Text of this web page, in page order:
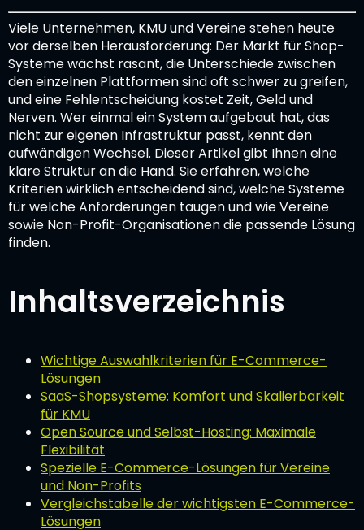
Viele Unternehmen, KMU und Vereine stehen heute
vor derselben Herausforderung: Der Markt für Shop-
Systeme wächst rasant, die Unterschiede zwischen
den einzelnen Plattformen sind oft schwer zu greifen,
und eine Fehlentscheidung kostet Zeit, Geld und
Nerven. Wer einmal ein System aufgebaut hat, das
nicht zur eigenen Infrastruktur passt, kennt den
aufwändigen Wechsel. Dieser Artikel gibt Ihnen eine
klare Struktur an die Hand. Sie erfahren, welche
Kriterien wirklich entscheidend sind, welche Systeme
für welche Anforderungen taugen und wie Vereine
sowie Non-Profit-Organisationen die passende Lösung
finden.
Inhaltsverzeichnis
Wichtige Auswahlkriterien für E-Commerce-
Lösungen
SaaS-Shopsysteme: Komfort und Skalierbarkeit
für KMU
Open Source und Selbst-Hosting: Maximale
Flexibilität
Spezielle E-Commerce-Lösungen für Vereine
und Non-Profits
Vergleichstabelle der wichtigsten E-Commerce-
Lösungen